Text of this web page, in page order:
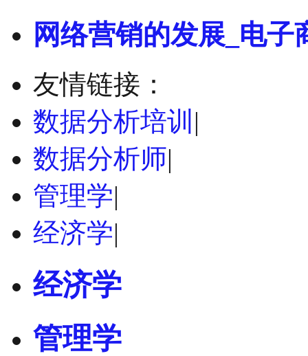
网络营销的发展_电子
友情链接：
数据分析培训 |
数据分析师|
管理学|
经济学|
经济学
管理学